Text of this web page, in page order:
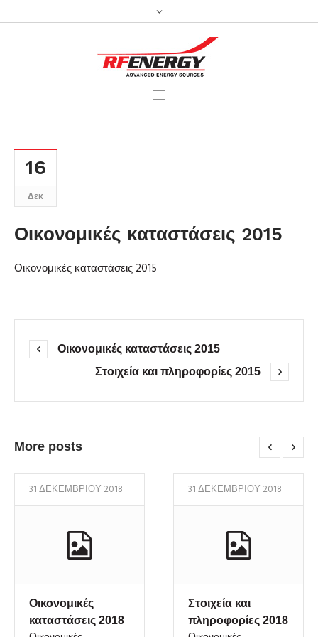
16
Δεκ
Οικονομικές καταστάσεις 2015
Οικονομικές καταστάσεις 2015
Οικονομικές καταστάσεις 2015
Στοιχεία και πληροφορίες 2015
More posts
31 ΔΕΚΕΜΒΡΊΟΥ 2018
Οικονομικές
καταστάσεις 2018
31 ΔΕΚΕΜΒΡΊΟΥ 2018
Στοιχεία και
πληροφορίες 2018